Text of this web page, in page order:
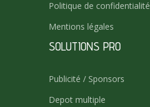
Politique de confidentialité
Mentions légales
SOLUTIONS PRO
Publicité / Sponsors
Depot multiple